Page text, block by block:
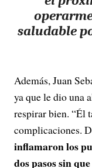
saludable
Además, Juan
ya que le dio una
respirar bien. “Él
complicaciones.
inflamaron los
dos pasos sin